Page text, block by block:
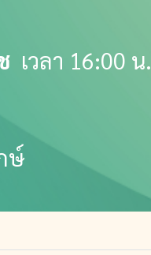
เวลา 16:00 น.
ษ์